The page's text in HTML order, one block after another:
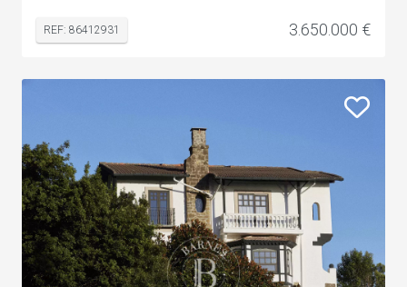
REF: 86412931 3.650.000 €